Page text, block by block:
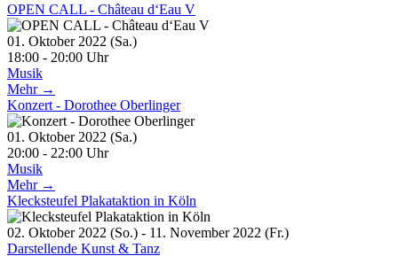
OPEN CALL - Château d‘Eau V
01. Oktober 2022 (Sa.)
18:00 - 20:00 Uhr
Musik
Mehr →
Konzert - Dorothee Oberlinger
01. Oktober 2022 (Sa.)
20:00 - 22:00 Uhr
Musik
Mehr →
Klecksteufel Plakataktion in Köln
02. Oktober 2022 (So.) - 11. November 2022 (Fr.)
Darstellende Kunst & Tanz